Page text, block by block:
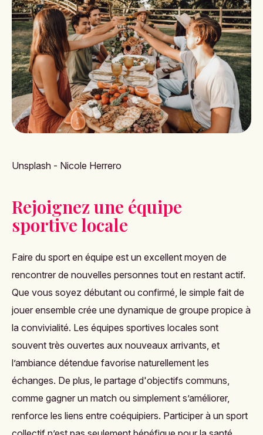
Unsplash - Nicole Herrero
Rejoignez une équipe
sportive locale
Faire du sport en équipe est un excellent moyen de
rencontrer de nouvelles personnes tout en restant actif.
Que vous soyez débutant ou confirmé, le simple fait de
jouer ensemble crée une dynamique de groupe propice à
la convivialité. Les équipes sportives locales sont
souvent très ouvertes aux nouveaux arrivants, et
l’ambiance détendue favorise naturellement les
échanges. De plus, le partage d'objectifs communs,
comme gagner un match ou simplement s’améliorer,
renforce les liens entre coéquipiers. Participer à un sport